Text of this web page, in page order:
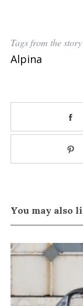
Tags from the story
Alpina
You may also
S
r